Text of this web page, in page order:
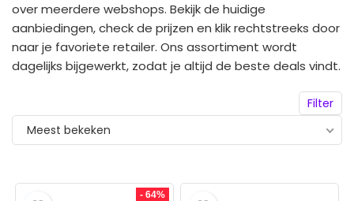
over meerdere webshops. Bekijk de huidige
aanbiedingen, check de prijzen en klik rechtstreeks door
naar je favoriete retailer. Ons assortiment wordt
dagelijks bijgewerkt, zodat je altijd de beste deals vindt.
Filter
Meest bekeken
- 64%